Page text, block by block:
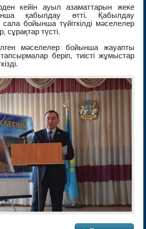
кейін ауыл азаматтарын жеке
қабылдау өтті. Қабылдау
бойынша түйіткілді мәселелер
сұрақтар түсті.
мәселелер бойынша жауапты
беріп, тиісті жұмыстар